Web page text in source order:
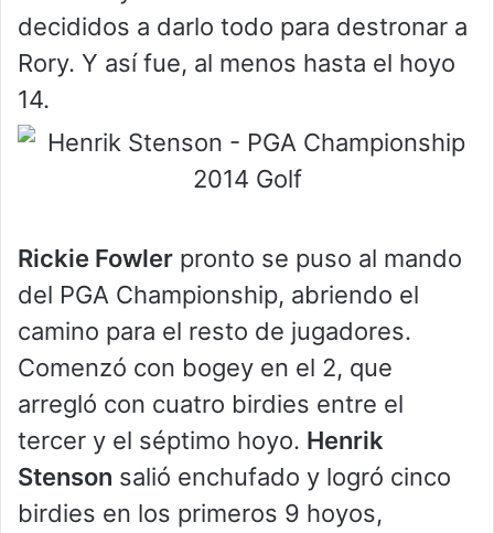
decididos a darlo todo para destronar a
Rory. Y así fue, al menos hasta el hoyo
14.
Rickie Fowler pronto se puso al mando
del PGA Championship, abriendo el
camino para el resto de jugadores.
Comenzó con bogey en el 2, que
arregló con cuatro birdies entre el
tercer y el séptimo hoyo. Henrik
Stenson salió enchufado y logró cinco
birdies en los primeros 9 hoyos,